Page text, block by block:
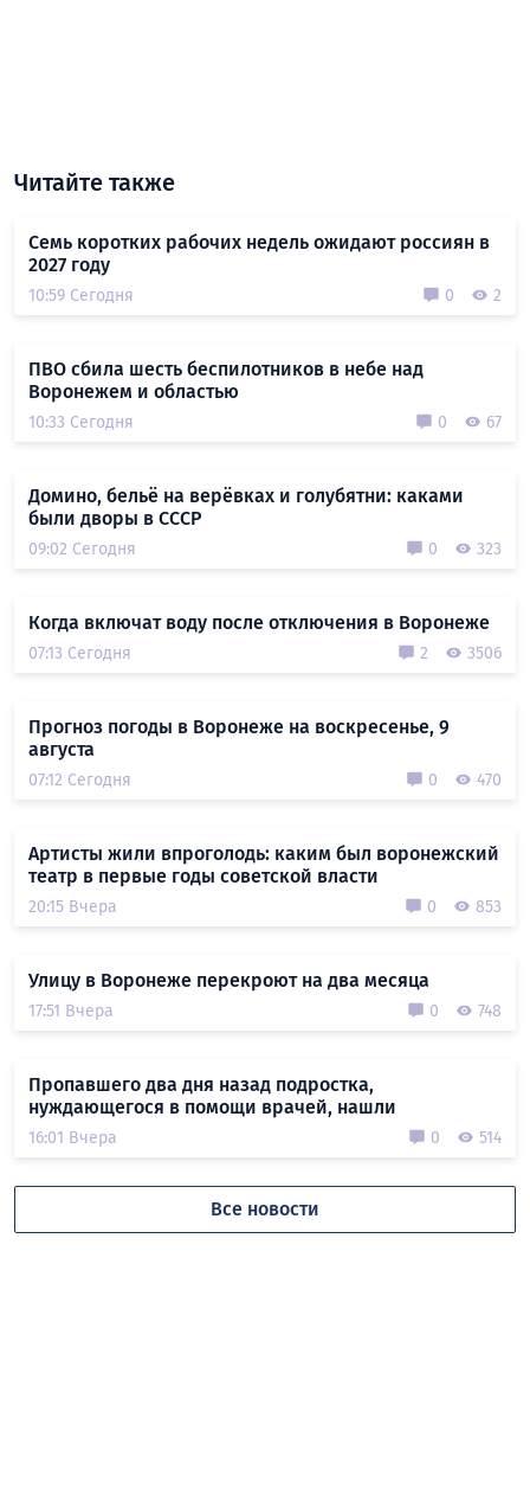
Читайте также
Семь коротких рабочих недель ожидают россиян в
2027 году
10:59 Сегодня 0 2
ПВО сбила шесть беспилотников в небе над
Воронежем и областью
10:33 Сегодня 0 67
Домино, бельё на верёвках и голубятни: каками
были дворы в СССР
09:02 Сегодня 0 323
Когда включат воду после отключения в Воронеже
07:13 Сегодня 2 3506
Прогноз погоды в Воронеже на воскресенье, 9
августа
07:12 Сегодня 0 470
Артисты жили впроголодь: каким был воронежский
театр в первые годы советской власти
20:15 Вчера 0 853
Улицу в Воронеже перекроют на два месяца
17:51 Вчера 0 748
Пропавшего два дня назад подростка,
нуждающегося в помощи врачей, нашли
16:01 Вчера 0 514
Все новости